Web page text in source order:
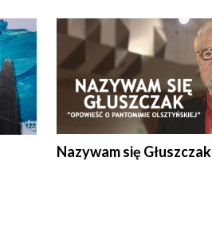
Nazywam się Głuszczak